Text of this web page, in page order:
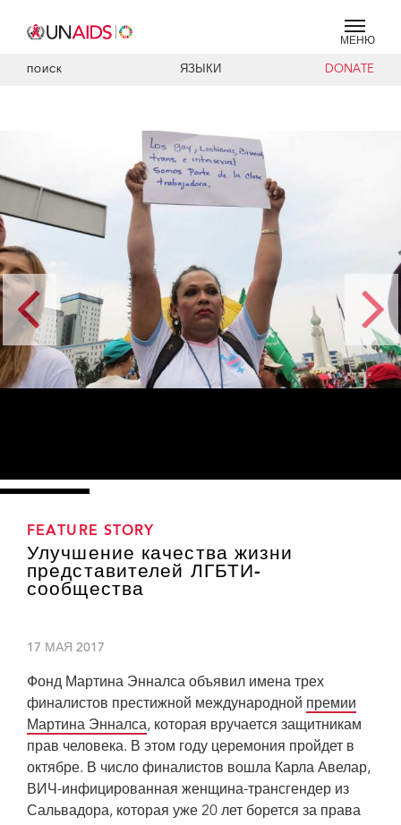
МЕНЮ
ПОИСК ЯЗЫКИ DONATE
FEATURE STORY
Улучшение качества жизни
представителей ЛГБТИ-
сообщества
17 МАЯ 2017
Фонд Мартина Энналса объявил имена трех
финалистов престижной международной премии
Мартина Энналса, которая вручается защитникам
прав человека. В этом году церемония пройдет в
октябре. В число финалистов вошла Карла Авелар,
ВИЧ-инфицированная женщина-трансгендер из
Сальвадора, которая уже 20 лет борется за права